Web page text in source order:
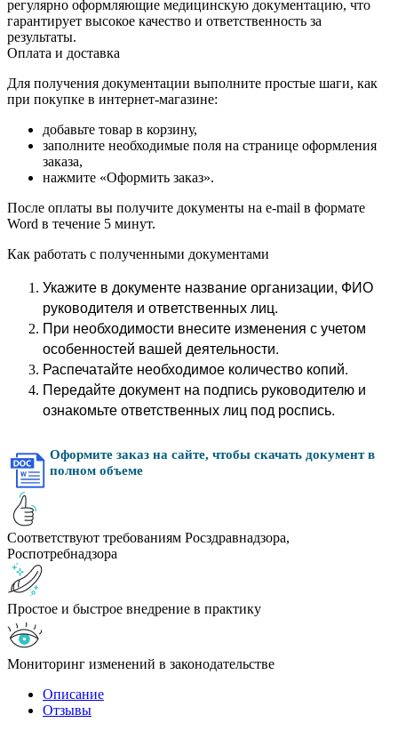
регулярно оформляющие медицинскую документацию, что
гарантирует высокое качество и ответственность за
результаты.
Оплата и доставка
Для получения документации выполните простые шаги, как
при покупке в интернет-магазине:
добавьте товар в корзину,
заполните необходимые поля на странице оформления
заказа,
нажмите «Оформить заказ».
После оплаты вы получите документы на e-mail в формате
Word в течение 5 минут.
Как работать с полученными документами
Укажите в документе название организации, ФИО
руководителя и ответственных лиц.
При необходимости внесите изменения с учетом
особенностей вашей деятельности.
Распечатайте необходимое количество копий.
Передайте документ на подпись руководителю и
ознакомьте ответственных лиц под роспись.
Оформите заказ на сайте, чтобы скачать документ в
полном объеме
Соответствуют требованиям Росздравнадзора,
Роспотребнадзора
Простое и быстрое внедрение в практику
Мониторинг изменений в законодательстве
Описание
Отзывы